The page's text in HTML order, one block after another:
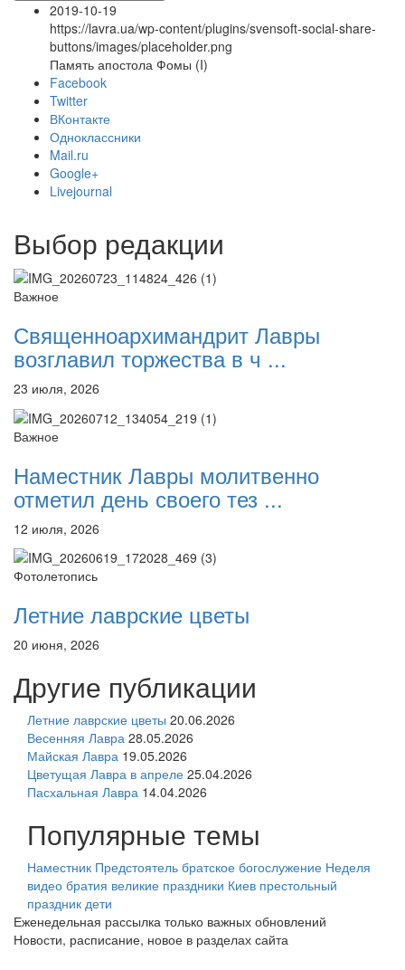
Онлайн трансляции
Веб-камеры
12 сентября 2015Название трансляции
12 сентября 2015Название трансляции
12 сентября 2015
12 сентября 2015Название трансляции
12 сентября 2015Название трансляции
12 сентября 2015Название трансляции
12 сентября 2015
Перейти к архиву
2019-10-19
https://lavra.ua/wp-content/plugins/svensoft-social-share-
buttons/images/placeholder.png
Память апостола Фомы (I)
Facebook
Twitter
ВКонтакте
Одноклассники
Mail.ru
Google+
Livejournal
Выбор редакции
Важное
Священноархимандрит Лавры
возглавил торжества в ч ...
23 июля, 2026
Важное
Наместник Лавры молитвенно
отметил день своего тез ...
12 июля, 2026
Фотолетопись
Летние лаврские цветы
20 июня, 2026
Другие публикации
Летние лаврские цветы 20.06.2026
Весенняя Лавра 28.05.2026
Майская Лавра 19.05.2026
Цветущая Лавра в апреле 25.04.2026
Пасхальная Лавра 14.04.2026
Популярные темы
Наместник Предстоятель братское богослужение Неделя
видео братия великие праздники Киев престольный
праздник дети
Еженедельная рассылка только важных обновлений
Новости, расписание, новое в разделах сайта